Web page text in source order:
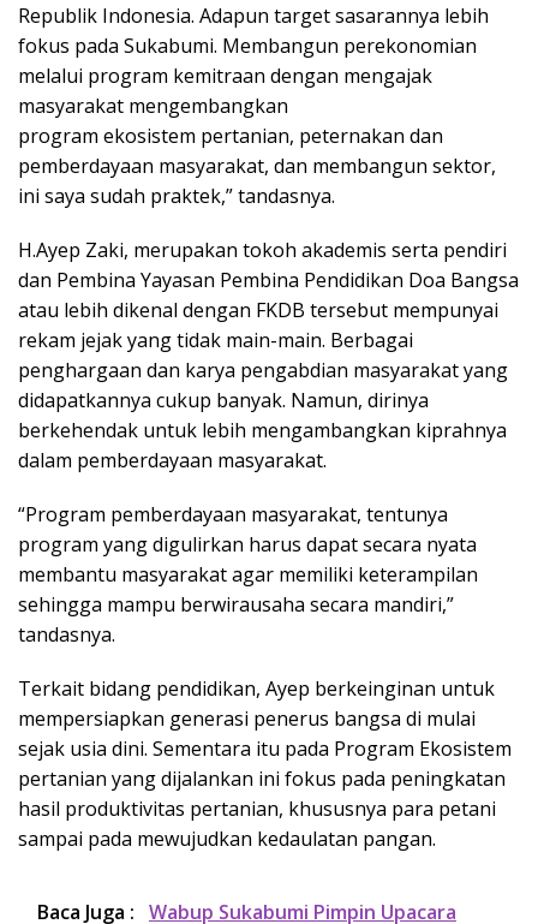
Republik Indonesia. Adapun target sasarannya lebih
fokus pada Sukabumi. Membangun perekonomian
melalui program kemitraan dengan mengajak
masyarakat mengembangkan
program ekosistem pertanian, peternakan dan
pemberdayaan masyarakat, dan membangun sektor,
ini saya sudah praktek,” tandasnya.
H.Ayep Zaki, merupakan tokoh akademis serta pendiri
dan Pembina Yayasan Pembina Pendidikan Doa Bangsa
atau lebih dikenal dengan FKDB tersebut mempunyai
rekam jejak yang tidak main-main. Berbagai
penghargaan dan karya pengabdian masyarakat yang
didapatkannya cukup banyak. Namun, dirinya
berkehendak untuk lebih mengambangkan kiprahnya
dalam pemberdayaan masyarakat.
“Program pemberdayaan masyarakat, tentunya
program yang digulirkan harus dapat secara nyata
membantu masyarakat agar memiliki keterampilan
sehingga mampu berwirausaha secara mandiri,”
tandasnya.
Terkait bidang pendidikan, Ayep berkeinginan untuk
mempersiapkan generasi penerus bangsa di mulai
sejak usia dini. Sementara itu pada Program Ekosistem
pertanian yang dijalankan ini fokus pada peningkatan
hasil produktivitas pertanian, khususnya para petani
sampai pada mewujudkan kedaulatan pangan.
Baca Juga : Wabup Sukabumi Pimpin Upacara